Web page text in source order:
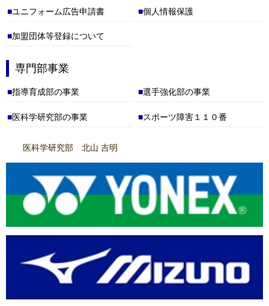
資料を掲載しました。(2025.06.02)
「第27回ダイハツ全国小学生ＡＢＣバドミントン大会」
「第42回若葉カップ全国小学生バドミントン大会」
の各種資料を掲
載しました。(2026.05.12)
「連盟組織－賛助会」 を更新(2026.05.06)
「連盟組織－連盟規約・諸規定」を更新(2026.03.21)
ユニフォーム広告申請書 個人情報保護
加盟団体等登録について
専門部事業
指導育成部の事業 選手強化部の事業
医科学研究部の事業 スポーツ障害１１０番
医科学研究部 北山 吉明